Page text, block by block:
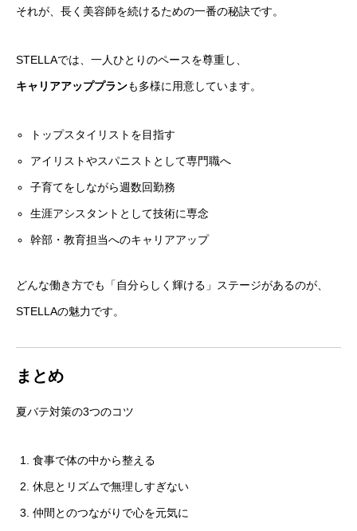
それが、長く美容師を続けるための一番の秘訣です。
STELLAでは、一人ひとりのペースを尊重し、
キャリアアッププランも多様に用意しています。
トップスタイリストを目指す
アイリストやスパニストとして専門職へ
子育てをしながら週数回勤務
生涯アシスタントとして技術に専念
幹部・教育担当へのキャリアアップ
どんな働き方でも「自分らしく輝ける」ステージがあるのが、
STELLAの魅力です。
まとめ
夏バテ対策の3つのコツ
食事で体の中から整える
休息とリズムで無理しすぎない
仲間とのつながりで心を元気に